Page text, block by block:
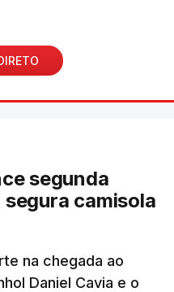
segunda
segura camisola
na chegada ao
Daniel Cavia e o